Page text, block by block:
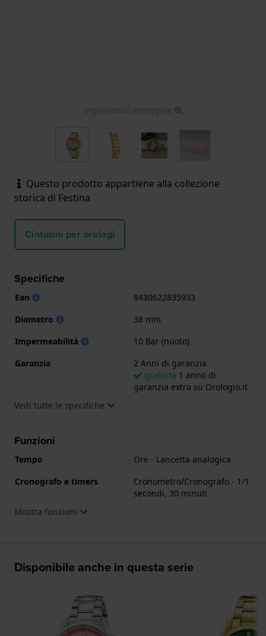
Ingrandisci immagine
Questo prodotto appartiene alla collezione
storica di Festina
Cinturini per orologi
Specifiche
Ean
8430622835933
Diametro
38 mm
Impermeabilità
10 Bar (nuoto)
Garanzia
2 Anni di garanzia
gratuita 1 anno di
garanzia extra su Orologio.it
Vedi tutte le specifiche
Funzioni
Tempo
Ore - Lancetta analogica
Cronografo e timers
Cronometro/Cronografo - 1/1
secondi, 30 minuti
Mostra funzioni
Disponibile anche in questa serie